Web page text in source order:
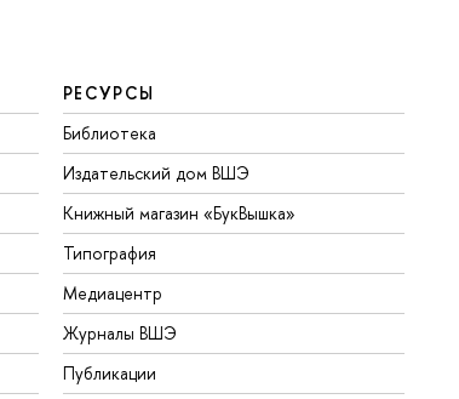
РЕСУРСЫ
Библиотека
Издательский дом ВШЭ
Книжный магазин «БукВышка»
Типография
Медиацентр
Журналы ВШЭ
Публикации